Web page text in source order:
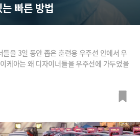
빠른 방법
을 3일 동안 좁은 훈련용 우주선 안에서 우
케아는 왜 디자이너들을 우주선에 가두었을